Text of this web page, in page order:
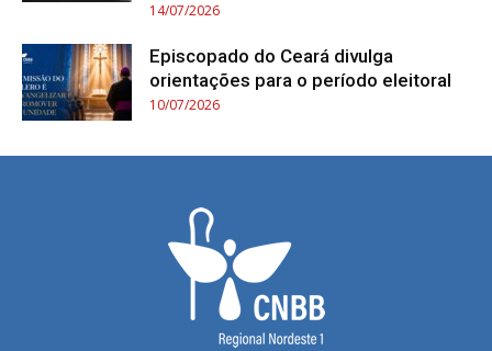
14/07/2026
Episcopado do Ceará divulga
orientações para o período eleitoral
10/07/2026